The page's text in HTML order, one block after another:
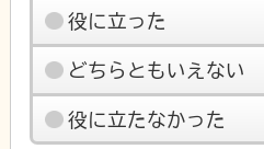
役に立った
どちらともいえない
役に立たなかった